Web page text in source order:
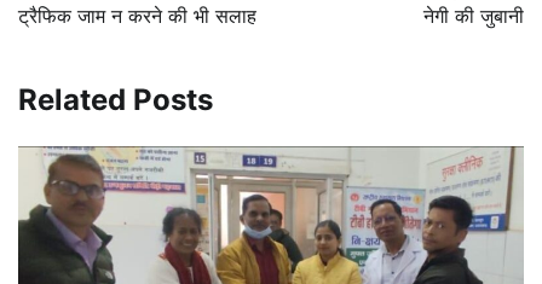
ट्रैफिक जाम न करने की भी सलाह
नेगी की जुबानी
Related Posts